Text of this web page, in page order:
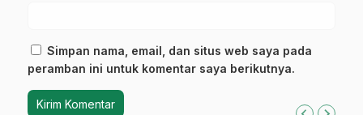
Simpan nama, email, dan situs web saya pada
peramban ini untuk komentar saya berikutnya.